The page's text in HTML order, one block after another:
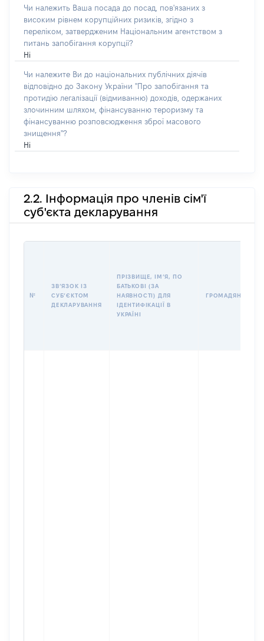
Чи належить Ваша посада до посад, пов'язаних з
високим рівнем корупційних ризиків, згідно з
переліком, затвердженим Національним агентством з
питань запобігання корупції?
Ні
Чи належите Ви до національних публічних діячів
відповідно до Закону України "Про запобігання та
протидію легалізації (відмиванню) доходів, одержаних
злочинним шляхом, фінансуванню тероризму та
фінансуванню розповсюдження зброї масового
знищення"?
Ні
2.2. Інформація про членів сім'ї
суб'єкта декларування
№
ЗВʼЯЗОК ІЗ
СУБʼЄКТОМ
ДЕКЛАРУВАННЯ
ПРІЗВИЩЕ, ІМʼЯ, ПО
БАТЬКОВІ (ЗА
НАЯВНОСТІ) ДЛЯ
ІДЕНТИФІКАЦІЇ В
УКРАЇНІ
ГРОМАДЯНСТВО